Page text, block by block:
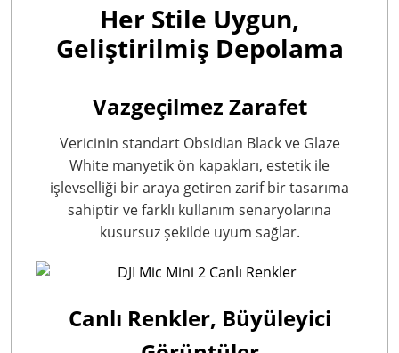
Her Stile Uygun,
Geliştirilmiş Depolama
Vazgeçilmez Zarafet
Vericinin standart Obsidian Black ve Glaze
White manyetik ön kapakları, estetik ile
işlevselliği bir araya getiren zarif bir tasarıma
sahiptir ve farklı kullanım senaryolarına
kusursuz şekilde uyum sağlar.
Canlı Renkler, Büyüleyici